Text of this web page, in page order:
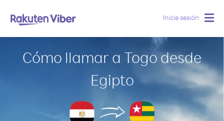
Inicie sesión
Cómo llamar a Togo desde
Egipto